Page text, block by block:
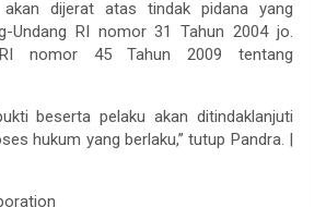
dijerat atas tindak pidana yang
Undang RI nomor 31 Tahun 2004 jo.
RI nomor 45 Tahun 2009 tentang
beserta pelaku akan ditindaklanjuti
hukum yang berlaku,” tutup Pandra. |